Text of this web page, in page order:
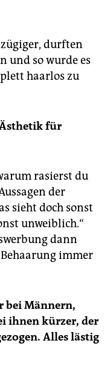
durften
und so wurde es
haarlos zu
für
rasierst du
der
sieht doch sonst
unweiblich.“
dann
immer
bei Männern,
ihnen kürzer, der
Alles lästig